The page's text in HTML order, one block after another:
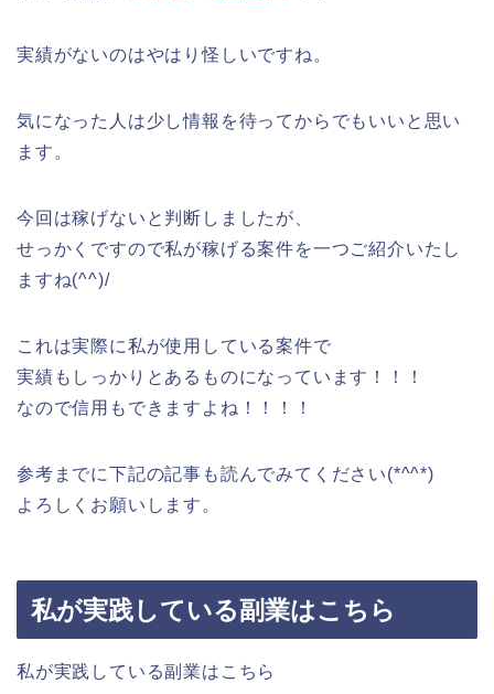
実績がないのはやはり怪しいですね。
気になった人は少し情報を待ってからでもいいと思い
ます。
今回は稼げないと判断しましたが、
せっかくですので私が稼げる案件を一つご紹介いたし
ますね(^^)/
これは実際に私が使用している案件で
実績もしっかりとあるものになっています！！！
なので信用もできますよね！！！！
参考までに下記の記事も読んでみてください(*^^*)
よろしくお願いします。
私が実践している副業はこちら
私が実践している副業はこちら